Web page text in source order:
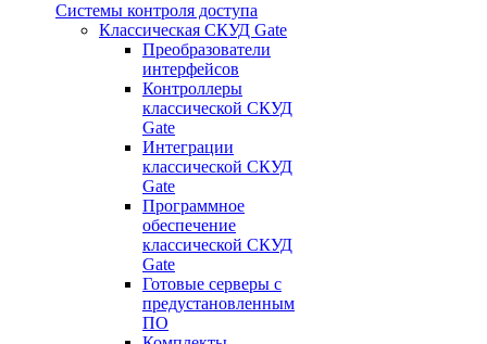
Системы контроля доступа
Классическая СКУД Gate
Преобразователи
интерфейсов
Контроллеры
классической СКУД
Gate
Интеграции
классической СКУД
Gate
Программное
обеспечение
классической СКУД
Gate
Готовые серверы с
предустановленным
ПО